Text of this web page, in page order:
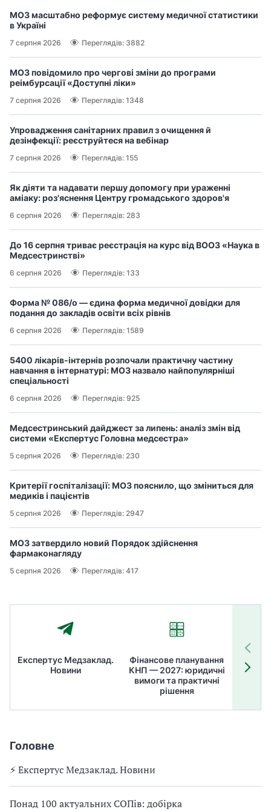
МОЗ масштабно реформує систему медичної статистики
в Україні
7 серпня 2026 Переглядів: 3882
МОЗ повідомило про чергові зміни до програми
реімбурсації «Доступні ліки»
7 серпня 2026 Переглядів: 1348
Упровадження санітарних правил з очищення й
дезінфекції: реєструйтеся на вебінар
7 серпня 2026 Переглядів: 155
Як діяти та надавати першу допомогу при ураженні
аміаку: роз'яснення Центру громадського здоров'я
6 серпня 2026 Переглядів: 283
До 16 серпня триває реєстрація на курс від ВООЗ «Наука в
Медсестринстві»
6 серпня 2026 Переглядів: 133
Форма № 086/о — єдина форма медичної довідки для
подання до закладів освіти всіх рівнів
6 серпня 2026 Переглядів: 1589
5400 лікарів-інтернів розпочали практичну частину
навчання в інтернатурі: МОЗ назвало найпопулярніші
спеціальності
6 серпня 2026 Переглядів: 925
Медсестринський дайджест за липень: аналіз змін від
системи «Експертус Головна медсестра»
5 серпня 2026 Переглядів: 230
Критерії госпіталізації: МОЗ пояснило, що зміниться для
медиків і пацієнтів
5 серпня 2026 Переглядів: 2947
МОЗ затвердило новий Порядок здійснення
фармаконагляду
5 серпня 2026 Переглядів: 417
Експертус Медзаклад.
Новини
Фінансове планування
КНП — 2027: юридичні
вимоги та практичні
рішення
Головне
⚡️ Експертус Медзаклад. Новини
Понад 100 актуальних СОПів: добірка